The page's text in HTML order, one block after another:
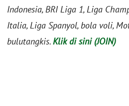
Indonesia, BRI Liga 1, Liga
Italia, Liga Spanyol, bola voli,
bulutangkis.Klik di sini (JOIN)